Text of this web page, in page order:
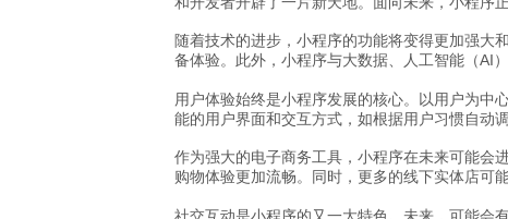
随着技术的进步，小程序的功能将变得更加强大
备体验。此外，小程序与大数据、人工智能（AI
用户体验始终是小程序发展的核心。以用户为中
能的用户界面和交互方式，如根据用户习惯自动
作为强大的电子商务工具，小程序在未来可能会
购物体验更加流畅。同时，更多的线下实体店可
社交互动是小程序的又一大特色。未来，可能会